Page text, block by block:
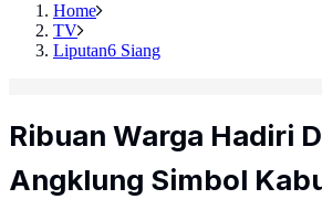
Home
TV
Liputan6 Siang
Ribuan Warga Hadiri
Angklung Simbol